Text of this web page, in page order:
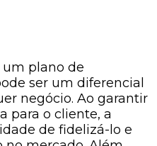
plano de
ser um diferencial
negócio. Ao garantir
para o cliente, a
de fidelizá-lo e